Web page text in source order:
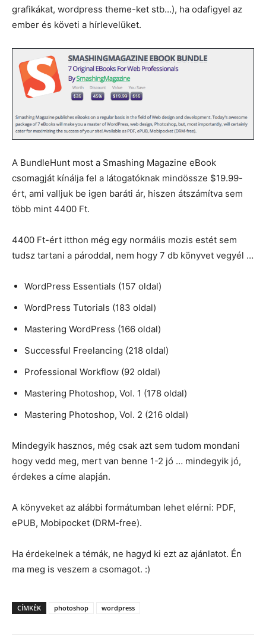
grafikákat, wordpress theme-ket stb…), ha odafigyel az
ember és követi a hírlevelüket.
A BundleHunt most a Smashing Magazine eBook
csomagját kínálja fel a látogatóknak mindössze $19.99-
ért, ami valljuk be igen baráti ár, hiszen átszámítva sem
több mint 4400 Ft.
4400 Ft-ért itthon még egy normális mozis estét sem
tudsz tartani a pároddal, nem hogy 7 db könyvet vegyél …
WordPress Essentials (157 oldal)
WordPress Tutorials (183 oldal)
Mastering WordPress (166 oldal)
Successful Freelancing (218 oldal)
Professional Workflow (92 oldal)
Mastering Photoshop, Vol. 1 (178 oldal)
Mastering Photoshop, Vol. 2 (216 oldal)
Mindegyik hasznos, még csak azt sem tudom mondani
hogy vedd meg, mert van benne 1-2 jó … mindegyik jó,
érdekes a címe alapján.
A könyveket az alábbi formátumban lehet elérni: PDF,
ePUB, Mobipocket (DRM-free).
Ha érdekelnek a témák, ne hagyd ki ezt az ajánlatot. Én
ma meg is veszem a csomagot. :)
CÍMKÉK photoshop wordpress